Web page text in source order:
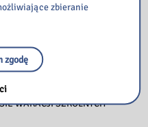
WAKACJI SZKOLNYCH
zbieranie
zgodę